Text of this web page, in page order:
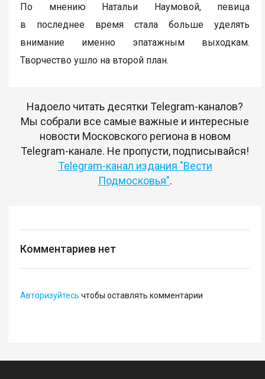
По мнению Натальи Наумовой, певица
в последнее время стала больше уделять
внимание именно эпатажным выходкам.
Творчество ушло на второй план.
Надоело читать десятки Telegram-каналов?
Мы собрали все самые важные и интересные
новости Московского региона в новом
Telegram-канале. Не пропусти, подписывайся!
Telegram-канал издания "Вести
Подмосковья".
Комментариев нет
Авторизуйтесь чтобы оставлять комментарии